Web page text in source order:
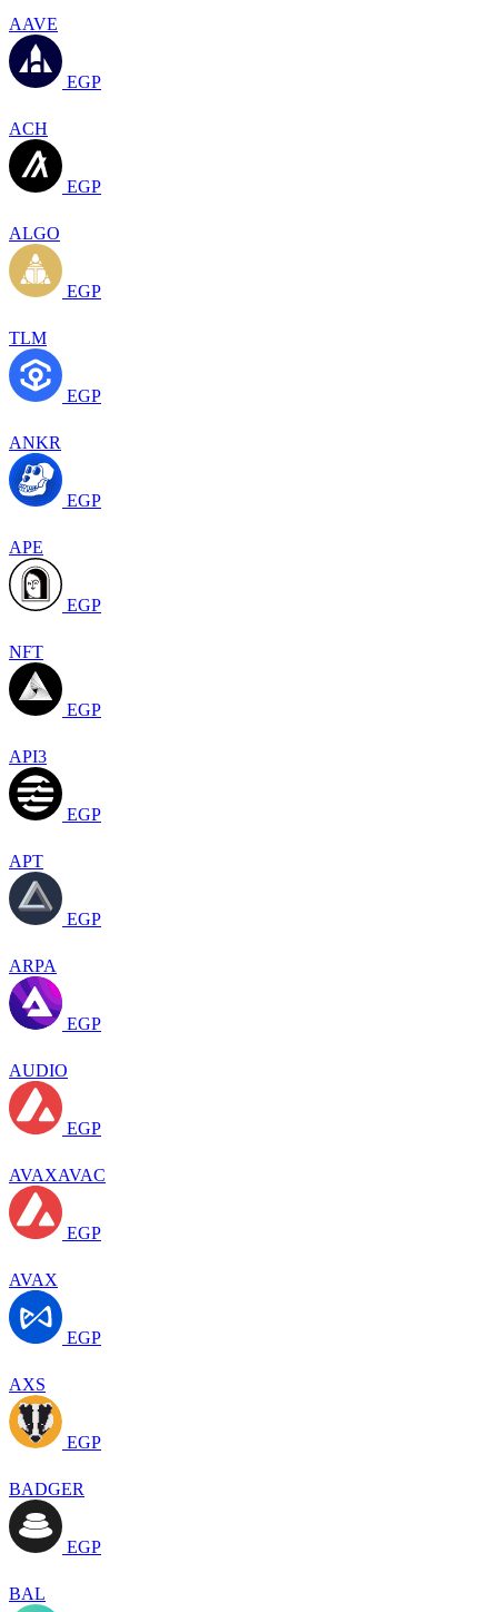
AAVE
EGP
ACH
EGP
ALGO
EGP
TLM
EGP
ANKR
EGP
APE
EGP
NFT
EGP
API3
EGP
APT
EGP
ARPA
EGP
AUDIO
EGP
AVAXAVAC
EGP
AVAX
EGP
AXS
EGP
BADGER
EGP
BAL